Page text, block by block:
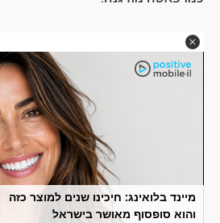
מיינד בלואינג: חיכינו שנים למוצר כזה
והוא סופסוף מאושר בישראל